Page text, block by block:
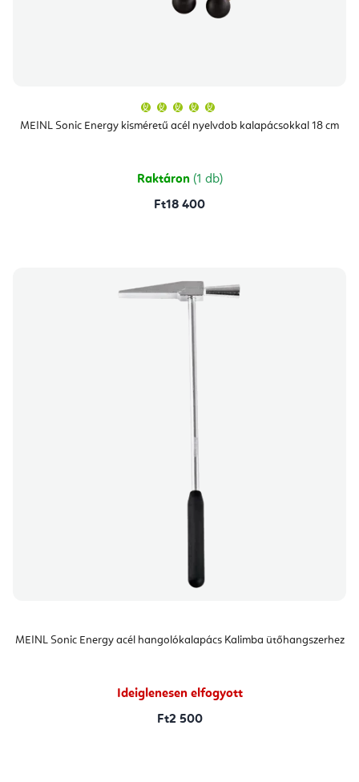
MEINL Sonic Energy kisméretű acél nyelvdob kalapácsokkal 18 cm
átlagos
értékelése
csillag.
Raktáron (1 db)
Ft18 400
MEINL Sonic Energy acél hangolókalapács Kalimba ütőhangszerhez
Ideiglenesen elfogyott
Ft2 500